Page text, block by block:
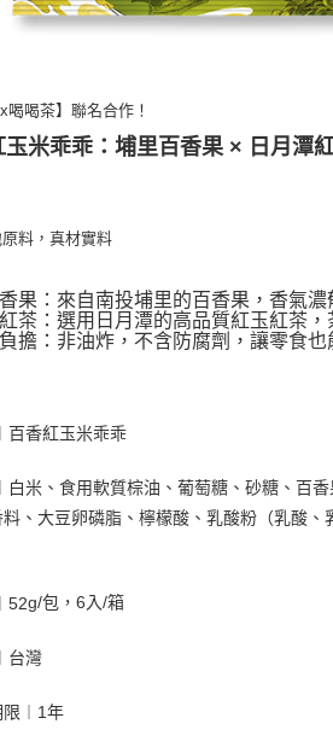
喝喝茶】聯名合作！
玉米乖乖：埔里百香果 × 日月潭
原料，真材實料
果：來自南投埔里的百香果，香氣濃
茶：選用日月潭的高品質紅玉紅茶，
擔：非油炸，不含防腐劑，讓零食也
百香紅玉米乖乖
白米、食用軟質棕油、葡萄糖、砂糖、百
、大豆卵磷脂、檸檬酸、乳酸粉（乳酸
g/包，6入/箱
台灣
︱1年